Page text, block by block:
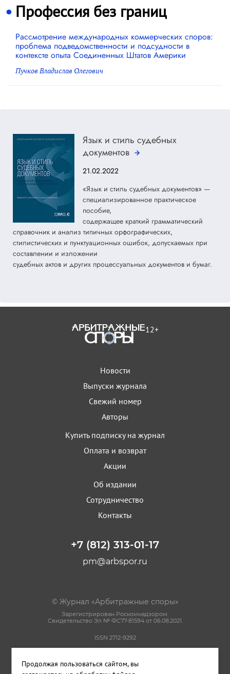
Профессия без границ
Рассмотрение международных коммерческих споров:
проблема подведомственности и подсудности в
контексте опыта Соединенных Штатов Америки
Пучков Владислав Олегович
Язык и стиль судебных
документов
21.02.2022
«Язык и стиль судебных документов» —
специализированное практическое
пособие,
содержащее краткий грамматический
справочник и анализ типичных орфографических,
стилистических и пунктуационных ошибок, допускаемых при
составлении и изложении
судебных актов и других процессуальных документов и бумаг.
12+
Новости
Выпуски журнала
Свежий номер
Авторы
Купить подписку на журнал
Оплата и возврат
Акции
Об издании
Сотрудничество
Контакты
+7 (812) 313-01-17
pm@arbspor.ru
© Журнал «Арбитражные споры»
Зарегистрирован Роскомнадзором.
Свидетельство Эл № ФС77-81594 от 06.08.2021.
ISSN 2712-9292
Пользовательское соглашение
Продолжая пользоваться сайтом, вы